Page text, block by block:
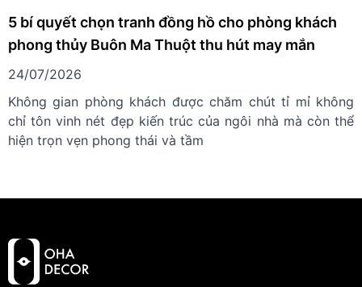
5 bí quyết chọn tranh đồng hồ cho phòng khách
phong thủy Buôn Ma Thuột thu hút may mắn
24/07/2026
Không gian phòng khách được chăm chút tỉ mỉ không
chỉ tôn vinh nét đẹp kiến trúc của ngôi nhà mà còn thể
hiện trọn vẹn phong thái và tầm